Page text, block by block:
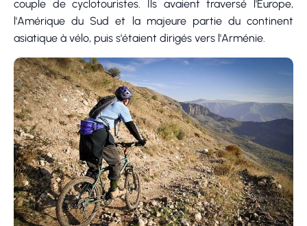
couple de cyclotouristes. Ils avaient traversé l'Europe,
l'Amérique du Sud et la majeure partie du continent
asiatique à vélo, puis s'étaient dirigés vers l'Arménie.